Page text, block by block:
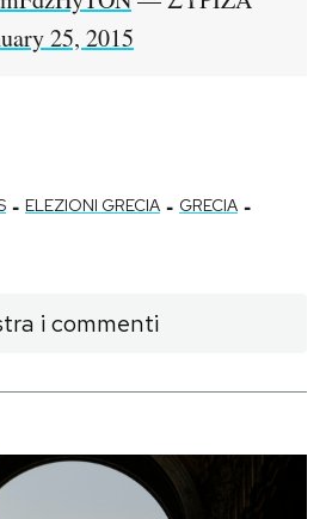
25, 2015
- ELEZIONI GRECIA - GRECIA -
i commenti